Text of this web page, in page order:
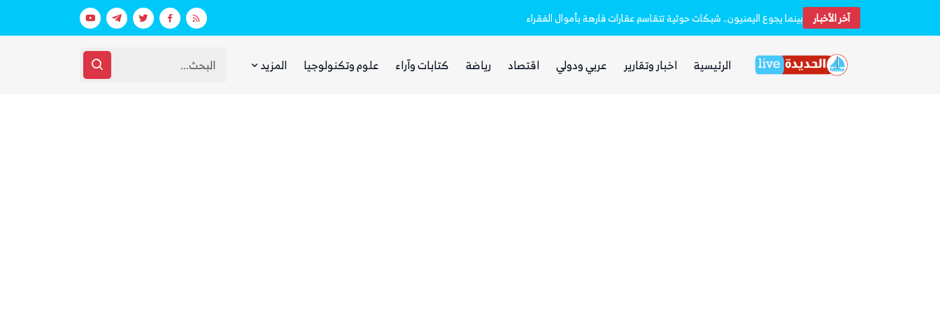
آخر الأخبار بينما يجوع اليمنيون.. شبكات حوثية تتقاسم عقارات فارهة بأموال الفقراء
الرئيسية اخبار وتقارير عربي ودولي اقتصاد رياضة كتابات وآراء علوم وتكنولوجيا المزيد